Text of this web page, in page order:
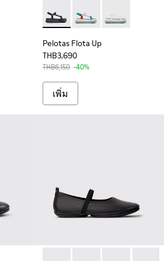
Pelotas Flota Up -
Pelotas Flota Up -
Pelotas Flota
Pelotas Flota Up
THB3,690
THB6,150 -40%
เพิ่ม